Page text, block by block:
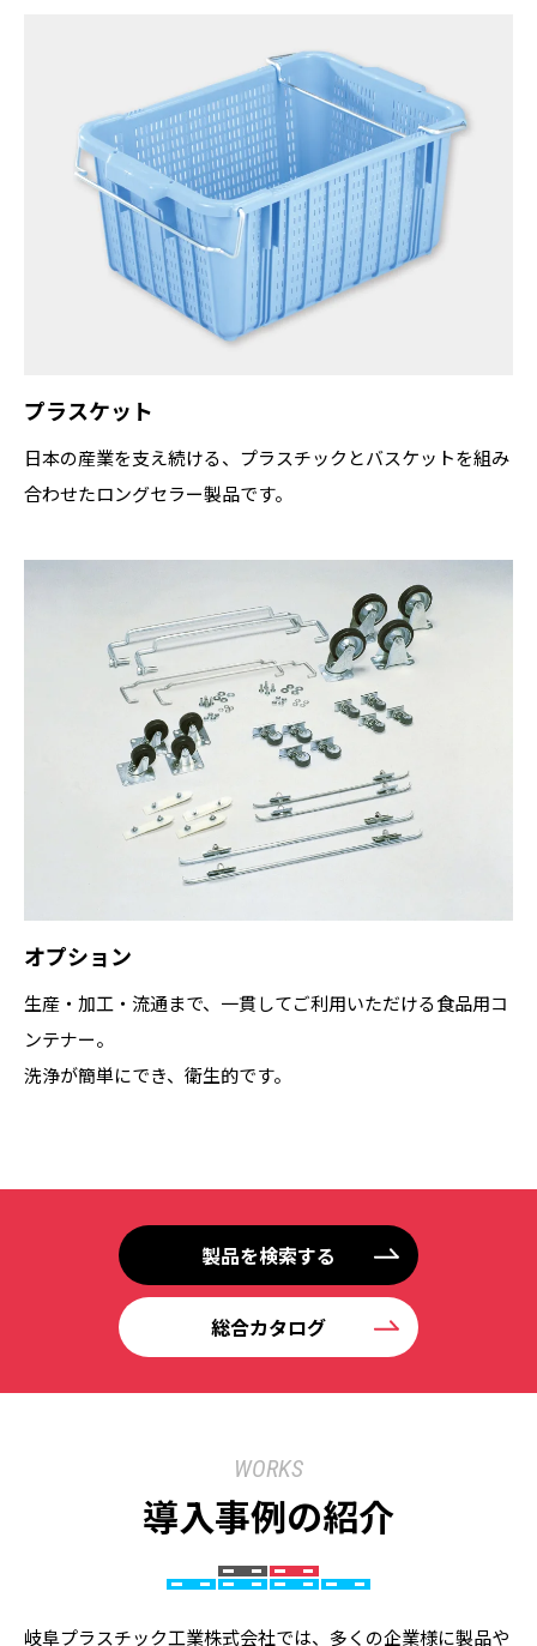
プラスケット
日本の産業を支え続ける、プラスチックとバスケットを組み
合わせたロングセラー製品です。
オプション
生産・加工・流通まで、一貫してご利用いただける食品用コ
ンテナー。
洗浄が簡単にでき、衛生的です。
製品を検索する
総合カタログ
WORKS
導入事例の紹介
岐阜プラスチック工業株式会社では、多くの企業様に製品や